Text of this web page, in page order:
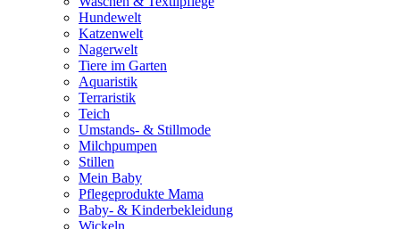
Hundewelt
Katzenwelt
Nagerwelt
Tiere im Garten
Aquaristik
Terraristik
Teich
Umstands- & Stillmode
Milchpumpen
Stillen
Mein Baby
Pflegeprodukte Mama
Baby- & Kinderbekleidung
Wickeln